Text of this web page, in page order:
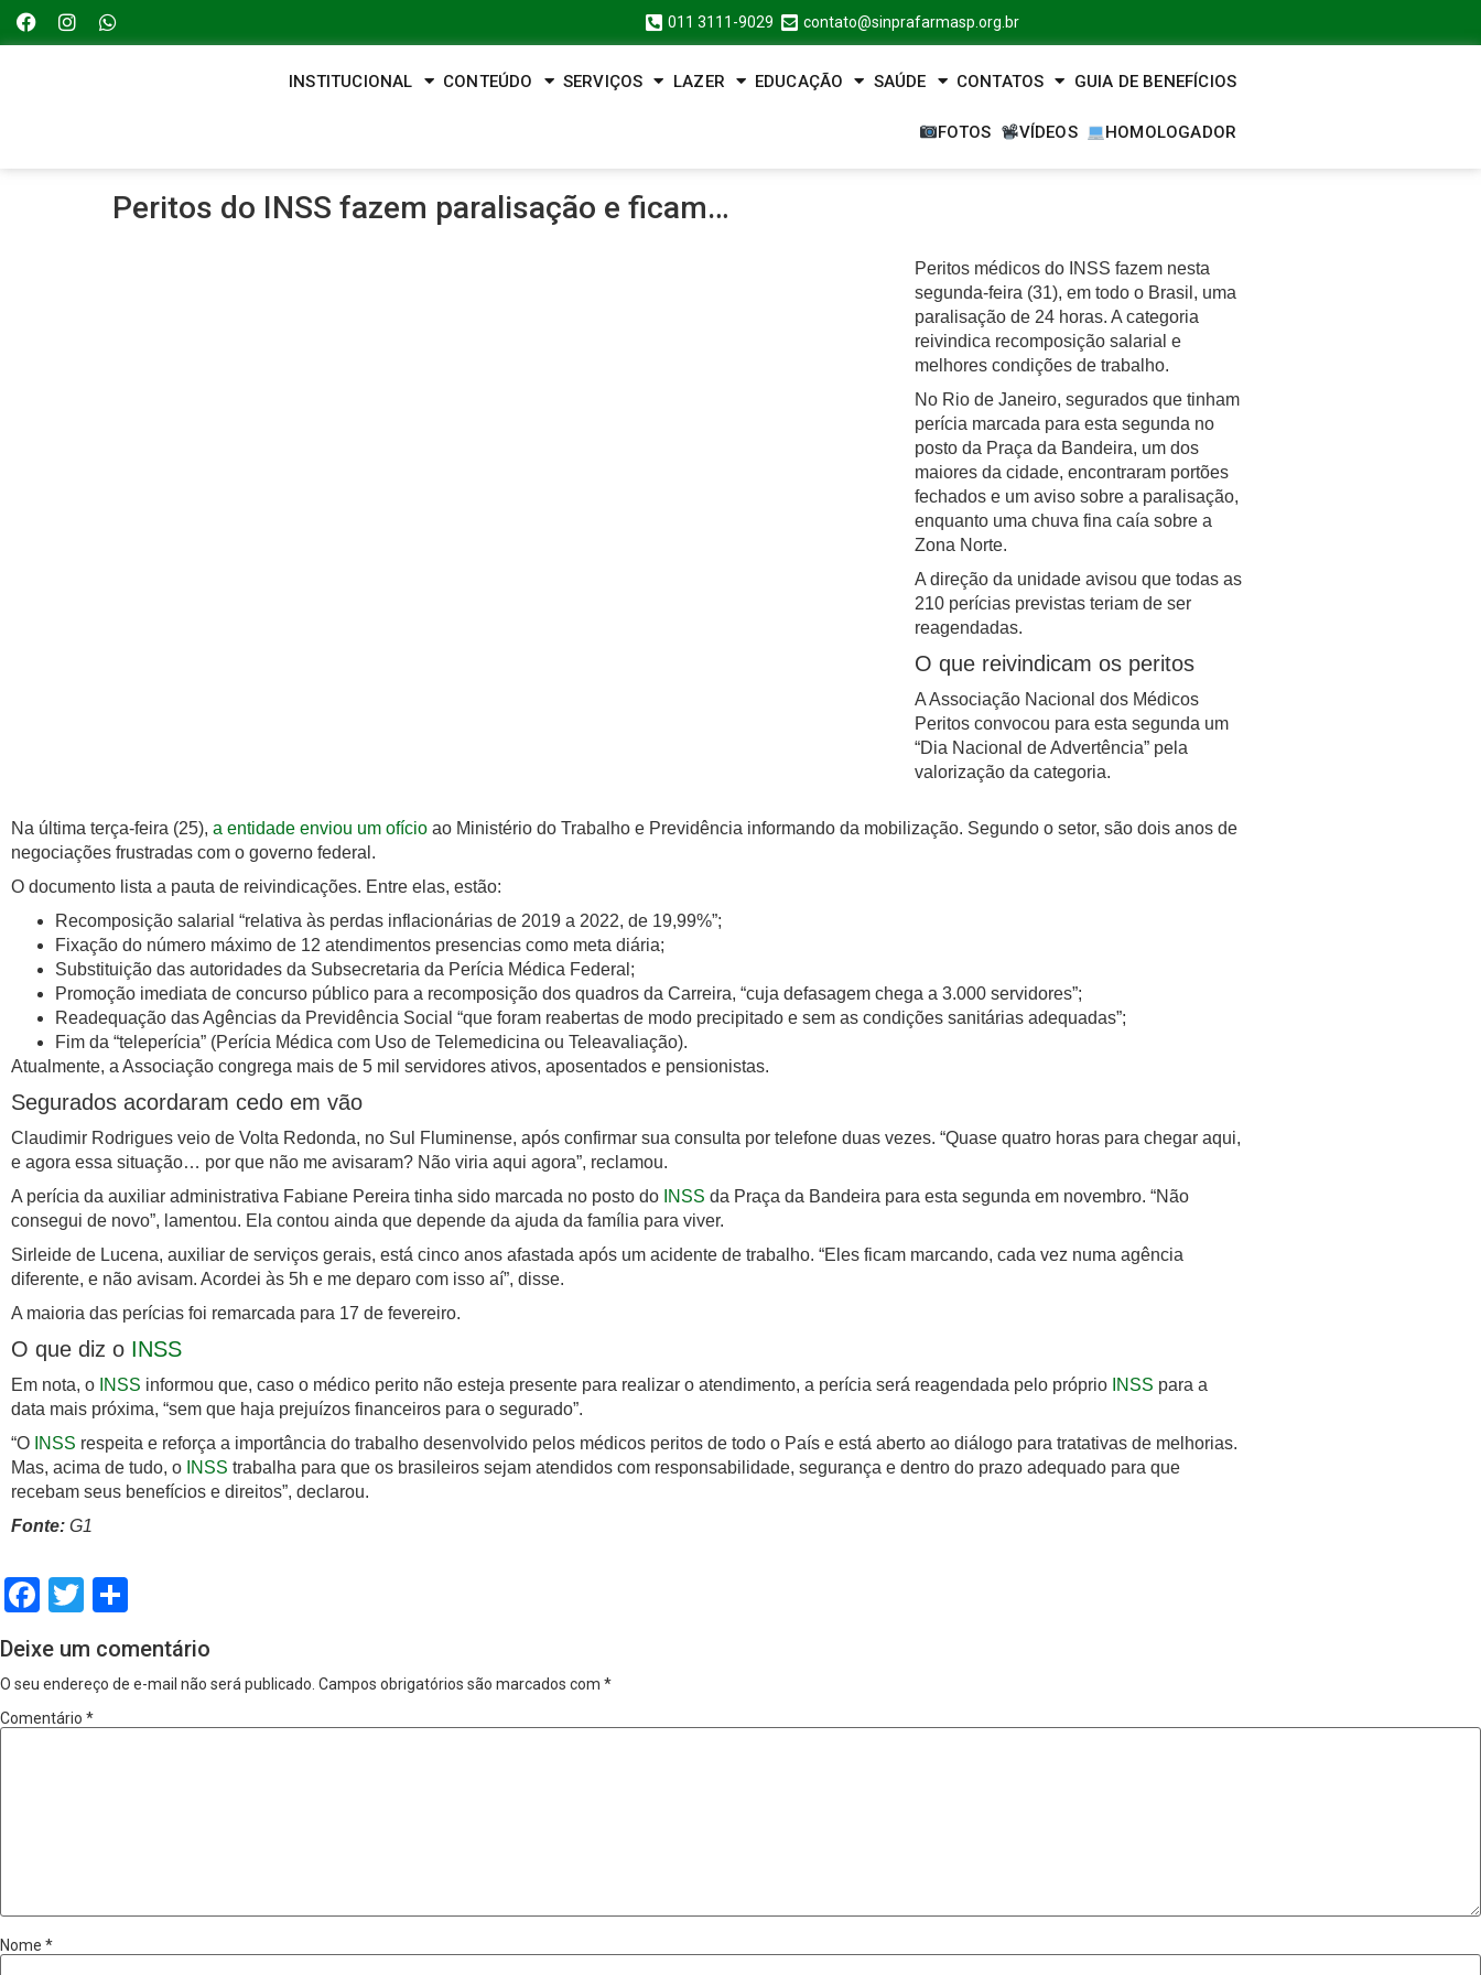
011 3111-9029 contato@sinprafarmasp.org.br
INSTITUCIONAL CONTEÚDO SERVIÇOS LAZER EDUCAÇÃO SAÚDE CONTATOS GUIA DE BENEFÍCIOS
FOTOS VÍDEOS HOMOLOGADOR
Peritos do INSS fazem paralisação e ficam…
Peritos médicos do INSS fazem nesta
segunda-feira (31), em todo o Brasil, uma
paralisação de 24 horas. A categoria
reivindica recomposição salarial e
melhores condições de trabalho.
No Rio de Janeiro, segurados que tinham
perícia marcada para esta segunda no
posto da Praça da Bandeira, um dos
maiores da cidade, encontraram portões
fechados e um aviso sobre a paralisação,
enquanto uma chuva fina caía sobre a
Zona Norte.
A direção da unidade avisou que todas as
210 perícias previstas teriam de ser
reagendadas.
O que reivindicam os peritos
A Associação Nacional dos Médicos
Peritos convocou para esta segunda um
“Dia Nacional de Advertência” pela
valorização da categoria.
Na última terça-feira (25), a entidade enviou um ofício ao Ministério do Trabalho e Previdência informando da mobilização. Segundo o setor, são dois anos de
negociações frustradas com o governo federal.
O documento lista a pauta de reivindicações. Entre elas, estão:
Recomposição salarial “relativa às perdas inflacionárias de 2019 a 2022, de 19,99%”;
Fixação do número máximo de 12 atendimentos presencias como meta diária;
Substituição das autoridades da Subsecretaria da Perícia Médica Federal;
Promoção imediata de concurso público para a recomposição dos quadros da Carreira, “cuja defasagem chega a 3.000 servidores”;
Readequação das Agências da Previdência Social “que foram reabertas de modo precipitado e sem as condições sanitárias adequadas”;
Fim da “teleperícia” (Perícia Médica com Uso de Telemedicina ou Teleavaliação).
Atualmente, a Associação congrega mais de 5 mil servidores ativos, aposentados e pensionistas.
Segurados acordaram cedo em vão
Claudimir Rodrigues veio de Volta Redonda, no Sul Fluminense, após confirmar sua consulta por telefone duas vezes. “Quase quatro horas para chegar aqui,
e agora essa situação… por que não me avisaram? Não viria aqui agora”, reclamou.
A perícia da auxiliar administrativa Fabiane Pereira tinha sido marcada no posto do INSS da Praça da Bandeira para esta segunda em novembro. “Não
consegui de novo”, lamentou. Ela contou ainda que depende da ajuda da família para viver.
Sirleide de Lucena, auxiliar de serviços gerais, está cinco anos afastada após um acidente de trabalho. “Eles ficam marcando, cada vez numa agência
diferente, e não avisam. Acordei às 5h e me deparo com isso aí”, disse.
A maioria das perícias foi remarcada para 17 de fevereiro.
O que diz o INSS
Em nota, o INSS informou que, caso o médico perito não esteja presente para realizar o atendimento, a perícia será reagendada pelo próprio INSS para a
data mais próxima, “sem que haja prejuízos financeiros para o segurado”.
“O INSS respeita e reforça a importância do trabalho desenvolvido pelos médicos peritos de todo o País e está aberto ao diálogo para tratativas de melhorias.
Mas, acima de tudo, o INSS trabalha para que os brasileiros sejam atendidos com responsabilidade, segurança e dentro do prazo adequado para que
recebam seus benefícios e direitos”, declarou.
Fonte: G1
Facebook
Twitter
Deixe um comentário
O seu endereço de e-mail não será publicado. Campos obrigatórios são marcados com *
Comentário *
Nome *